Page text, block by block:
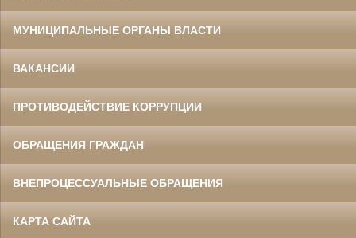
МУНИЦИПАЛЬНЫЕ ОРГАНЫ ВЛАСТИ
ВАКАНСИИ
ПРОТИВОДЕЙСТВИЕ КОРРУПЦИИ
ОБРАЩЕНИЯ ГРАЖДАН
ВНЕПРОЦЕССУАЛЬНЫЕ ОБРАЩЕНИЯ
КАРТА САЙТА